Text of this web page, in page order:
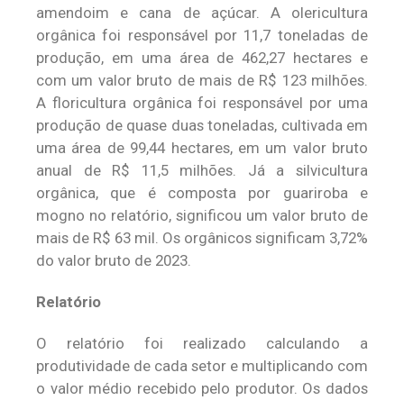
amendoim e cana de açúcar. A olericultura
orgânica foi responsável por 11,7 toneladas de
produção, em uma área de 462,27 hectares e
com um valor bruto de mais de R$ 123 milhões.
A floricultura orgânica foi responsável por uma
produção de quase duas toneladas, cultivada em
uma área de 99,44 hectares, em um valor bruto
anual de R$ 11,5 milhões. Já a silvicultura
orgânica, que é composta por guariroba e
mogno no relatório, significou um valor bruto de
mais de R$ 63 mil. Os orgânicos significam 3,72%
do valor bruto de 2023.
Relatório
O relatório foi realizado calculando a
produtividade de cada setor e multiplicando com
o valor médio recebido pelo produtor. Os dados